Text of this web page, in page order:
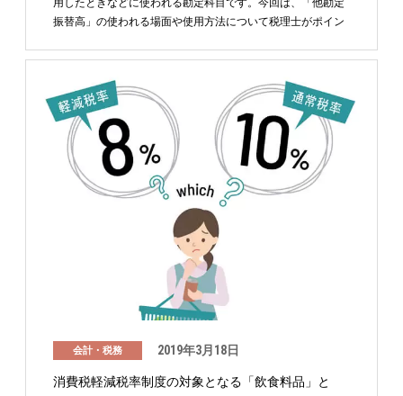
用したときなどに使われる勘定科目です。今回は、「他勘定
振替高」の使われる場面や使用方法について税理士がポイン
会計・税務 2019年3月18日
消費税軽減税率制度の対象となる「飲食料品」と